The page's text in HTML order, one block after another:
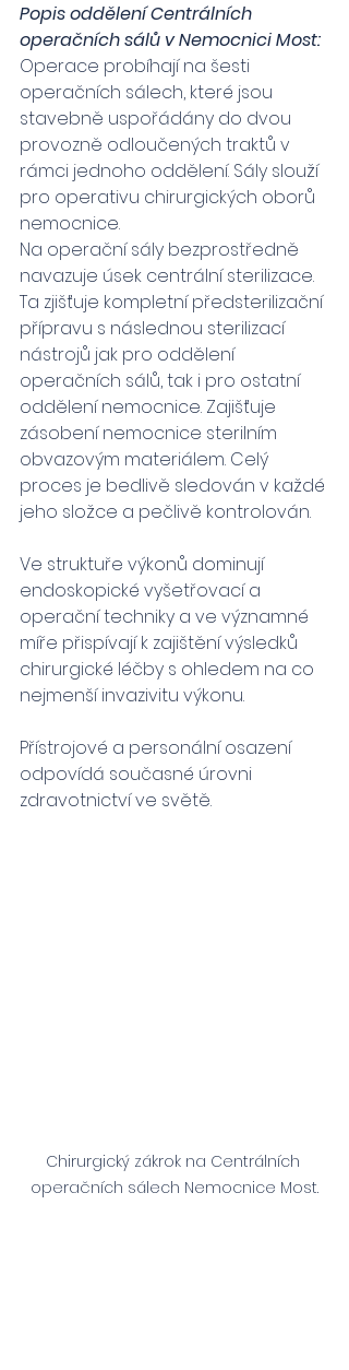
Popis oddělení Centrálních
operačních sálů v Nemocnici Most:
Operace probíhají na šesti
operačních sálech, které jsou
stavebně uspořádány do dvou
provozně odloučených traktů v
rámci jednoho oddělení. Sály slouží
pro operativu chirurgických oborů
nemocnice.
Na operační sály bezprostředně
navazuje úsek centrální sterilizace.
Ta zjišťuje kompletní předsterilizační
přípravu s následnou sterilizací
nástrojů jak pro oddělení
operačních sálů, tak i pro ostatní
oddělení nemocnice. Zajišťuje
zásobení nemocnice sterilním
obvazovým materiálem. Celý
proces je bedlivě sledován v každé
jeho složce a pečlivě kontrolován.
Ve struktuře výkonů dominují
endoskopické vyšetřovací a
operační techniky a ve významné
míře přispívají k zajištění výsledků
chirurgické léčby s ohledem na co
nejmenší invazivitu výkonu.
Přístrojové a personální osazení
odpovídá současné úrovni
zdravotnictví ve světě.
Chirurgický zákrok na Centrálních
operačních sálech Nemocnice Most.